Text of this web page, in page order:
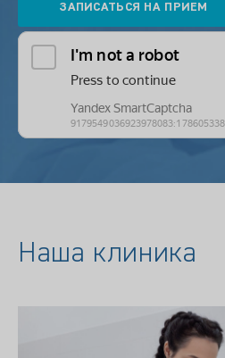
Наша клиника